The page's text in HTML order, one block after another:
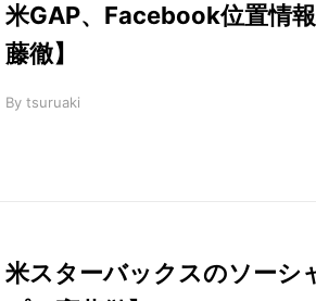
米GAP、Facebook位置情
藤徹】
By tsuruaki
米スターバックスのソーシ
ト
を